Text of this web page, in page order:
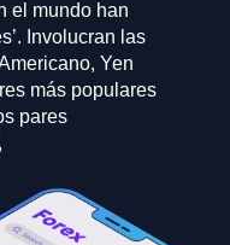
el mundo han
Involucran las
Yen
más populares
pares